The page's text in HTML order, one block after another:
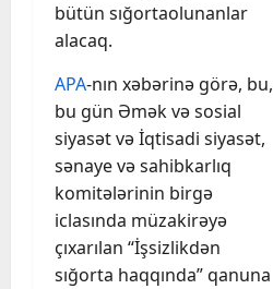
bütün sığortaolunanlar
alacaq.
APA-nın xəbərinə görə, bu,
bu gün Əmək və sosial
siyasət və İqtisadi siyasət,
sənaye və sahibkarlıq
komitələrinin birgə
iclasında müzakirəyə
çıxarılan “İşsizlikdən
sığorta haqqında” qanuna